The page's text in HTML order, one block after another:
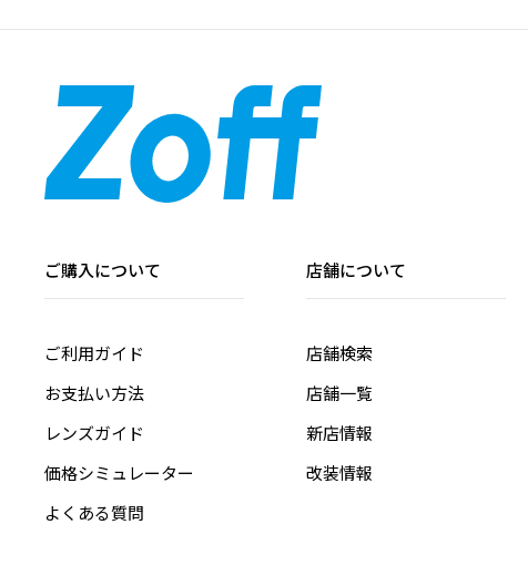
ご購入について
ご利用ガイド
お支払い方法
レンズガイド
価格シミュレーター
よくある質問
店舗について
店舗検索
店舗一覧
新店情報
改装情報